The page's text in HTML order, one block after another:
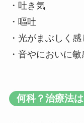
・吐き気
・嘔吐
・光がまぶしく感
・音やにおいに
何科？治療法は